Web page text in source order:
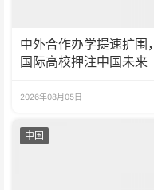
中外合作办学提速扩围，
国际高校押注中国未来
2026年08月05日
中国